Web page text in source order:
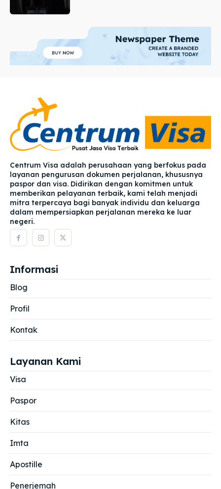
Centrum Visa adalah perusahaan yang berfokus pada
layanan pengurusan dokumen perjalanan, khususnya
paspor dan visa. Didirikan dengan komitmen untuk
memberikan pelayanan terbaik, kami telah menjadi
mitra terpercaya bagi banyak individu dan keluarga
dalam mempersiapkan perjalanan mereka ke luar
negeri.
Informasi
Blog
Profil
Kontak
Layanan Kami
Visa
Paspor
Kitas
Imta
Apostille
Penerjemah